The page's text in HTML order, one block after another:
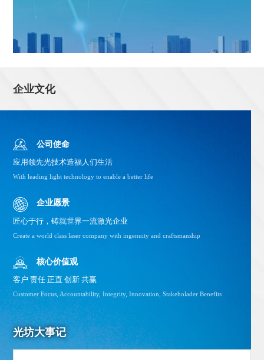
企业文化
公司使命
应用领先光技术造福人们生活
With leading light technology to enable a better life
企业愿景
匠心于行，铸就世界一流激光企业
Create a world class laser company with ingenuity and craftsmanship
核心价值观
客户 责任 正直 创新 共赢
Customer Focus, Accountability, Integrity, Innovation, Stakeholader Benefits
光坊大事记